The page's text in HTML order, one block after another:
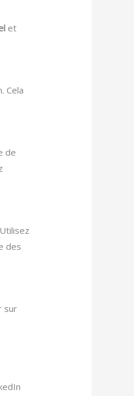
et
Cela
de
des
sur